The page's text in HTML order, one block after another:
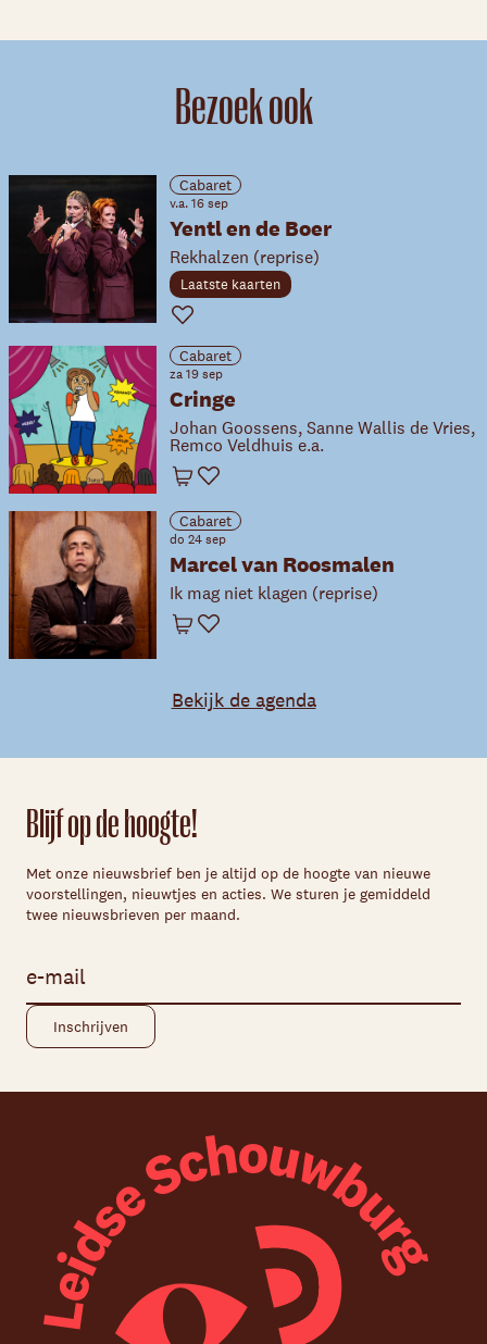
Bezoek ook
Cabaret
v.a. 16 sep
Yentl en de Boer
Rekhalzen (reprise)
Laatste kaarten
Favoriet
Cabaret
za 19 sep
Cringe
Johan Goossens, Sanne Wallis de Vries,
Remco Veldhuis e.a.
Winkelwagen
Favoriet
Cabaret
do 24 sep
Marcel van Roosmalen
Ik mag niet klagen (reprise)
Winkelwagen
Favoriet
Bekijk de agenda
Blijf op de hoogte!
Met onze nieuwsbrief ben je altijd op de hoogte van nieuwe
voorstellingen, nieuwtjes en acties. We sturen je gemiddeld
twee nieuwsbrieven per maand.